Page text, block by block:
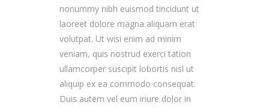
nonummy nibh euismod tincidunt ut
laoreet dolore magna aliquam erat
volutpat. Ut wisi enim ad minim
veniam, quis nostrud exerci tation
ullamcorper suscipit lobortis nisl ut
aliquip ex ea commodo consequat.
Duis autem vel eum iriure dolor in